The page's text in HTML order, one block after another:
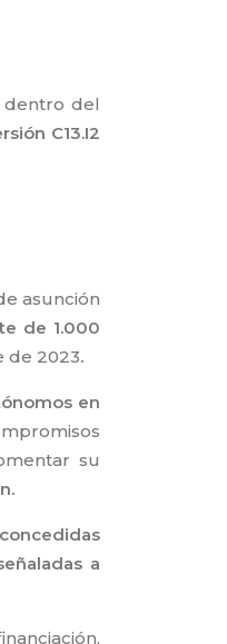
dentro del
C13.I2
asunción
de 1.000
de 2023.
en
su
a